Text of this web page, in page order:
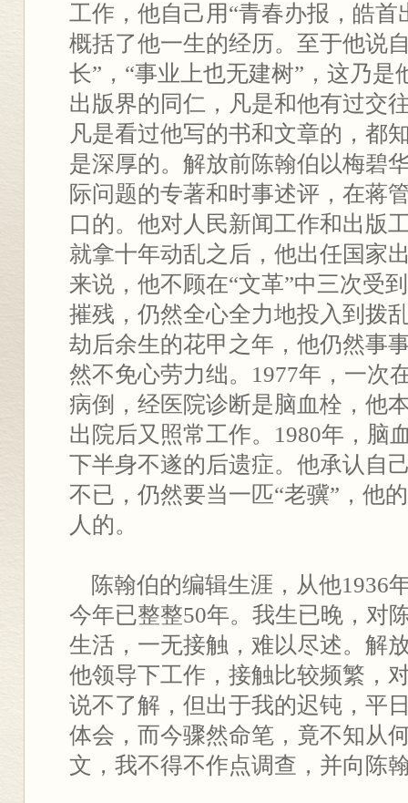
工作，他自己用“青春办报，皓首
概括了他一生的经历。至于他说
长”，“事业上也无建树”，这乃是
出版界的同仁，凡是和他有过交
凡是看过他写的书和文章的，都
是深厚的。解放前陈翰伯以梅碧
际问题的专著和时事述评，在蒋
口的。他对人民新闻工作和出版
就拿十年动乱之后，他出任国家
来说，他不顾在“文革”中三次受
摧残，仍然全心全力地投入到拨
劫后余生的花甲之年，他仍然事
然不免心劳力绌。1977年，一次
病倒，经医院诊断是脑血栓，他
出院后又照常工作。1980年，脑
下半身不遂的后遗症。他承认自
不已，仍然要当一匹“老骥”，他
人的。
陈翰伯的编辑生涯，从他1936
今年已整整50年。我生已晚，对
生活，一无接触，难以尽述。解
他领导下工作，接触比较频繁，
说不了解，但出于我的迟钝，平
体会，而今骤然命笔，竟不知从
文，我不得不作点调查，并向陈